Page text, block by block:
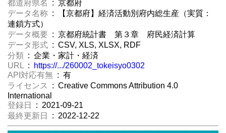
都道府県名
: 京都府
データ名称 : 【京都府】経済活動別府内総生産（実質：
連鎖方式）
データ概要 : 京都府統計書 第３章 府民経済計算
データ形式 : CSV, XLS, XLSX, RDF
分類 : 企業・家計・経済
URL :
https://.../260002_tokeisyo0302
API対応有無 : 有
ライセンス
: Creative Commons Attribution 4.0
International
登録日
: 2021-09-21
最終更新日
: 2022-12-22